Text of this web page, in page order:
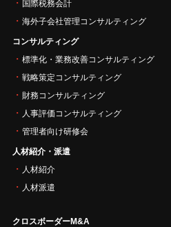
国際税務会計
海外子会社管理コンサルティング
コンサルティング
標準化・業務改善コンサルティング
戦略策定コンサルティング
財務コンサルティング
人事評価コンサルティング
管理者向け研修会
人材紹介・派遣
人材紹介
人材派遣
クロスボーダーM&A